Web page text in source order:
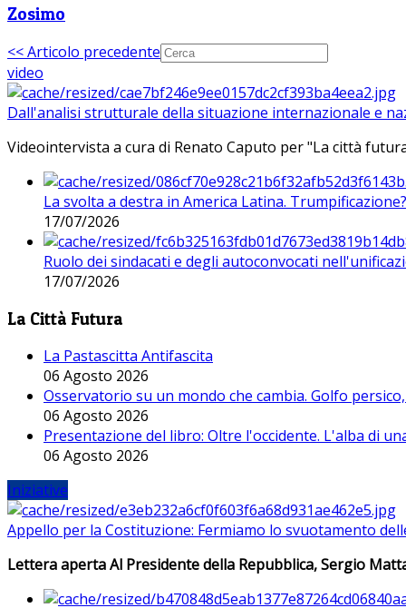
Zosimo
<< Articolo precedente
video
Dall'analisi strutturale della situazione internazionale e
Videointervista a cura di Renato Caputo per "La città
La svolta a destra in America Latina. Trumpificazione?
17/07/2026
Ruolo dei sindacati e degli autoconvocati
17/07/2026
La Città Futura
La Pastascitta Antifascita
06 Agosto 2026
Osservatorio su un mondo che cambia. Golfo
06 Agosto 2026
Presentazione del libro: Oltre l'occidente. L'alba di
06 Agosto 2026
Iniziative
Appello per la Costituzione: Fermiamo lo svuotamento
Lettera aperta Al Presidente della Repubblica, Sergio